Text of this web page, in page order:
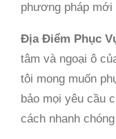
phương pháp mới
Địa Điểm Phục
tâm và ngoại ô
tôi mong muốn
bảo mọi yêu cầu
cách nhanh